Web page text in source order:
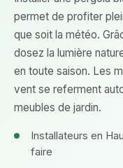
permet de profiter
que soit la météo.
dosez la lumière
en toute saison. Les
vent se referment
meubles de jardin.
Installateurs en
faire